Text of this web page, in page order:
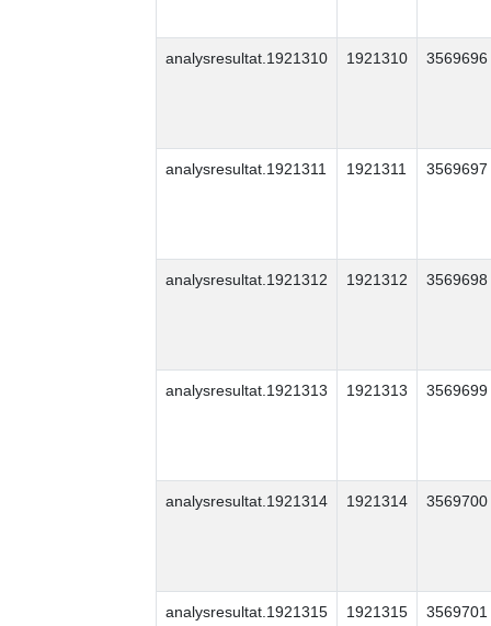
analysresultat.1921310 1921310 3569696
analysresultat.1921311 1921311 3569697
analysresultat.1921312 1921312 3569698
analysresultat.1921313 1921313 3569699
analysresultat.1921314 1921314 3569700
analysresultat.1921315 1921315 3569701